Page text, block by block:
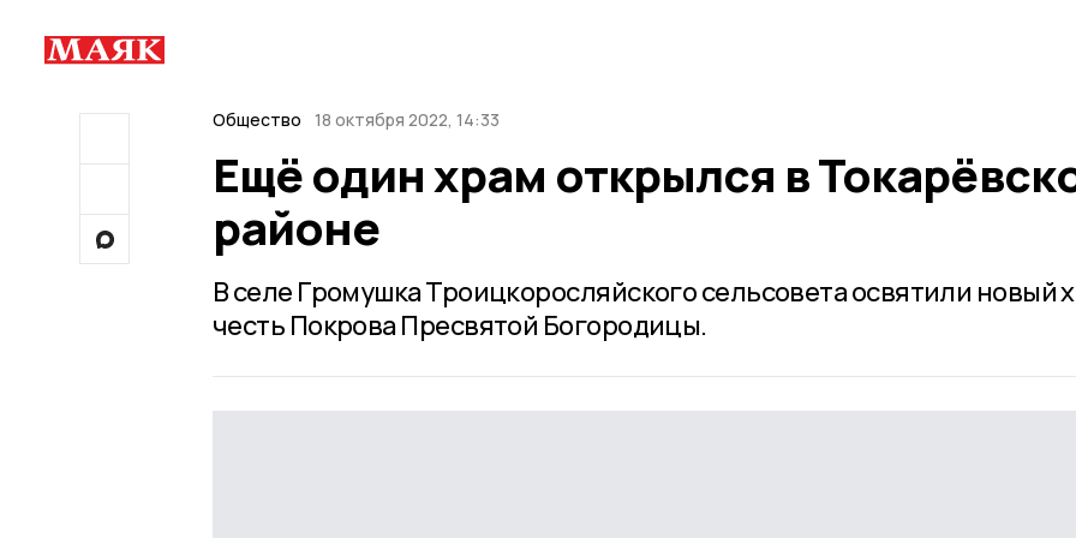
Общество 18 октября 2022, 14:33
Ещё один храм открылся в
районе
В селе Громушка Троицкоросляйского сельсовета освятили новый
честь Покрова Пресвятой Богородицы.